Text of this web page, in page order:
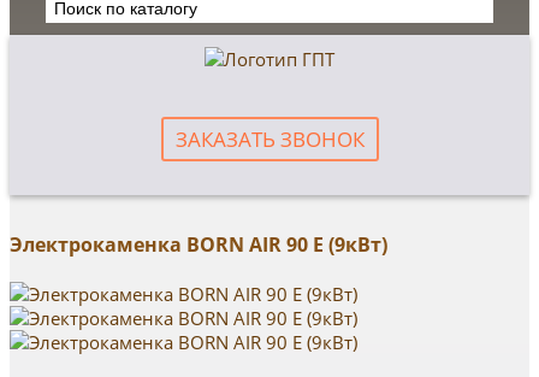
ЗАКАЗАТЬ ЗВОНОК
Электрокаменка BORN AIR 90 Е (9кВт)